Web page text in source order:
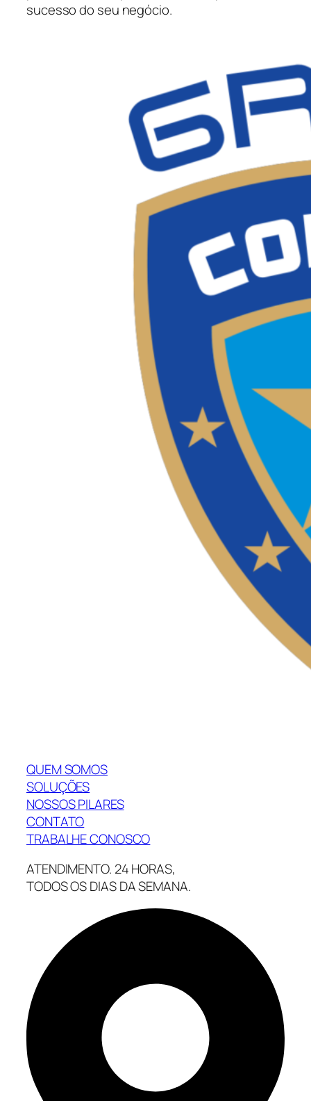
sucesso do seu negócio.
QUEM SOMOS
SOLUÇÕES
NOSSOS PILARES
CONTATO
TRABALHE CONOSCO
ATENDIMENTO. 24 HORAS,
TODOS OS DIAS DA SEMANA.